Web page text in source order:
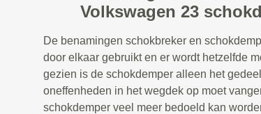
Volkswagen 23
De benamingen schokbreker en
door elkaar gebruikt en er wordt hetzelfde
gezien is de schokdemper alleen het
oneffenheden in het wegdek op moet
schokdemper veel meer bedoeld kan